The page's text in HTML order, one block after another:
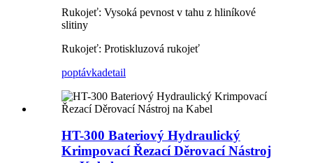
Rukojeť: Vysoká pevnost v tahu z hliníkové
slitiny
Rukojeť: Protiskluzová rukojeť
poptávkadetail
HT-300 Bateriový Hydraulický
Krimpovací Řezací Děrovací Nástroj